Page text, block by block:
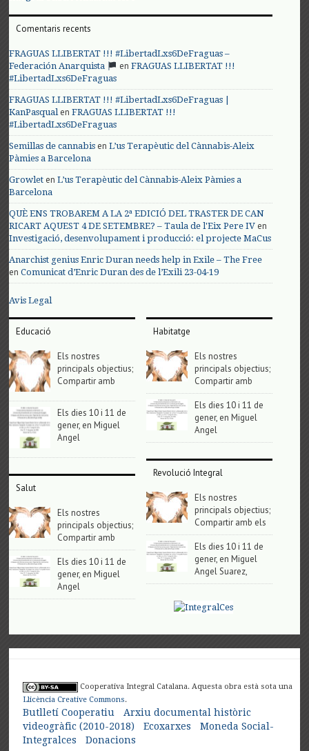
Comentaris recents
FRAGUAS LLIBERTAT !!! #LibertadLxs6DeFraguas –
Federación Anarquista
enFRAGUAS LLIBERTAT !!!
#LibertadLxs6DeFraguas
FRAGUAS LLIBERTAT !!! #LibertadLxs6DeFraguas |
KanPasqualenFRAGUAS LLIBERTAT !!!
#LibertadLxs6DeFraguas
Semillas de cannabis enL’us Terapèutic del Cànnabis-Aleix
Pàmies a Barcelona
Growlet enL’us Terapèutic del Cànnabis-Aleix Pàmies a
Barcelona
QUÈ ENS TROBAREM A LA 2ª EDICIÓ DEL TRASTER DE CAN
RICART AQUEST 4 DE SETEMBRE? – Taula de l'Eix Pere IV en
Investigació, desenvolupament i producció: el projecte MaCus
Anarchist genius Enric Duran needs help in Exile – The Free
enComunicat d’Enric Duran des de l’Exili 23-04-19
Avis Legal
Educació
Els nostres
principals objectius;
Compartir amb
Els dies 10 i 11 de
gener, en Miguel
Angel
Salut
Els nostres
principals objectius;
Compartir amb
Els dies 10 i 11 de
gener, en Miguel
Angel
Habitatge
Els nostres
principals objectius;
Compartir amb
Els dies 10 i 11 de
gener, en Miguel
Angel
Revolució Integral
Els nostres
principals objectius;
Compartir amb els
Els dies 10 i 11 de
gener, en Miguel
Angel Suarez,
Cooperativa Integral Catalana. Aquesta obra està sota una
Llicència Creative Commons.
Butlletí Cooperatiu
Arxiu documental històric
videogràfic (2010-2018)
Ecoxarxes
Moneda Social-
Integralces
Donacions